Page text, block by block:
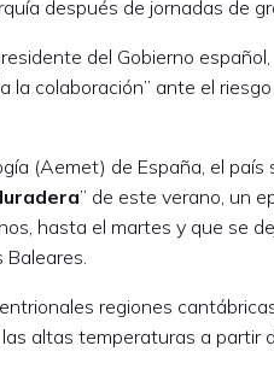
después de jornadas de
del Gobierno español,
la colaboración” ante el
(Aemet) de España, el país
” de este verano, un
hasta el martes y que se
regiones
altas temperaturas a partir